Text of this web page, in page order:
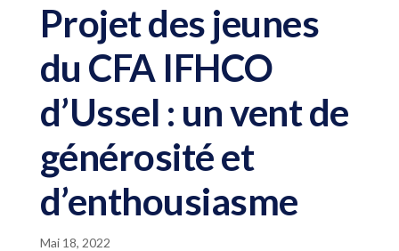
Projet des jeunes
du CFA IFHCO
d’Ussel : un vent de
générosité et
d’enthousiasme
Mai 18, 2022